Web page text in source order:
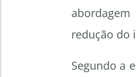
redução do
Segundo a